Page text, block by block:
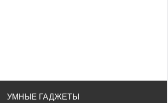
УМНЫЕ ГАДЖЕТЫ